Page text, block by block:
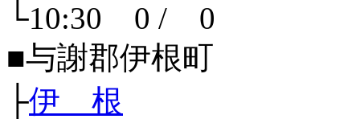
└10:30 0 / 0
■与謝郡伊根町
├伊 根